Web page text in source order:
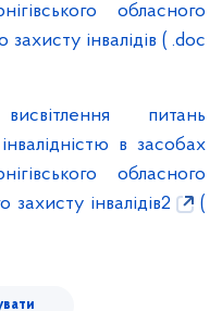
обласного
інвалідів ( .doc
питань
в засобах
обласного
захисту інвалідів2
(